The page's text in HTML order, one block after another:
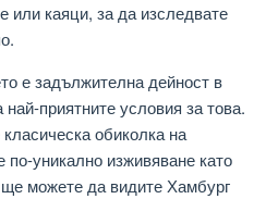
или каяци, за да изследвате
е задължителна дейност в
приятните условия за това.
обиколка на
уникално изживяване като
можете да видите Хамбург